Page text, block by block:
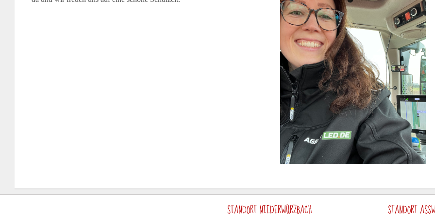
STANDORT NIEDERWÜRZBACH STANDORT